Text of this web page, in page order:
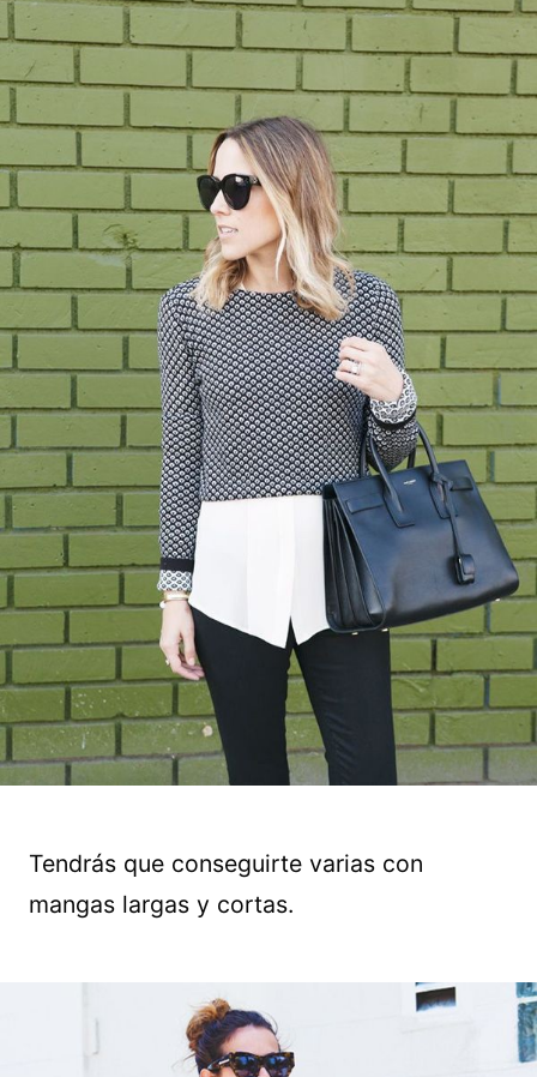
Tendrás que conseguirte varias con
mangas largas y cortas.